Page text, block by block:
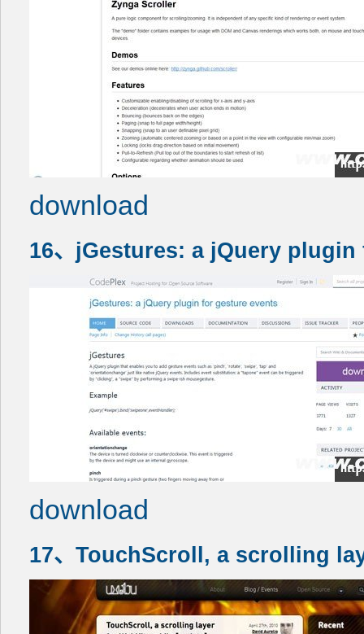
download
16、jGestures: a jQuery
download
17、TouchScroll, a scrolling